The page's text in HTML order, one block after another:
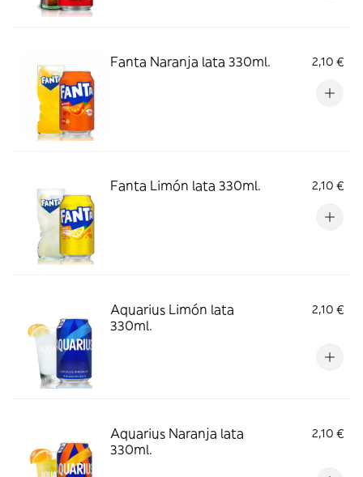
Fanta Naranja lata 330ml. 2,10 €
Fanta Limón lata 330ml. 2,10 €
Aquarius Limón lata
330ml.
2,10 €
Aquarius Naranja lata
330ml.
2,10 €